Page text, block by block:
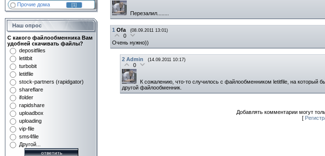
Прочие дома [1]
Наш опрос
С какого файлообменника Вам
удобней скачивать файлы?
depositfiles
letitbit
turbobit
letitfile
stock-partners (rapidgator)
shareflare
ifolder
rapidshare
uploadbox
uploading
vip-file
sms4file
Другой...
Перезалил........
1 Ofa (08.09.2011 13:01)
0
Очень нужно))
2 Admin (14.09.2011 10:17)
0
К сожалению, что-то случилось с файлообменником letitfile, на который
другой файлообменник.
Добавлять комментарии могут
[